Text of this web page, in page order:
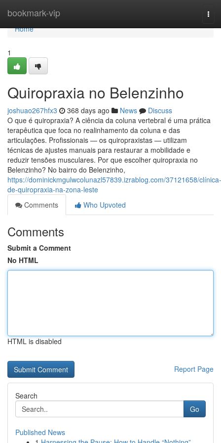
bookmark-vip
Home
Home
1
Quiropraxia no Belenzinho
joshuao267hfx3 368 days ago News
Discuss
O que é quiropraxia? A ciência da coluna vertebral é uma prática
terapêutica que foca no realinhamento da coluna e das
articulações. Profissionais — os quiropraxistas — utilizam
técnicas de ajustes manuais para restaurar a mobilidade e
reduzir tensões musculares. Por que escolher quiropraxia no
Belenzinho? No bairro do Belenzinho,
https://dominickmgulwcolunazl57839.izrablog.com/37121658/clínica-
de-quiropraxia-na-zona-leste
Comments
Who Upvoted
Comments
Submit a Comment
No HTML
HTML is disabled
Report Page
Search
Go
Published News